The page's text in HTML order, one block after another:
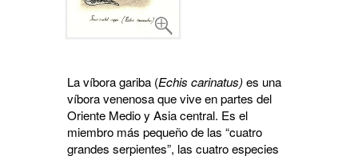
La víbora gariba (Echis carinatus)es una
víbora venenosa que vive en partes del
Oriente Medio y Asia central. Es el
miembro más pequeño de las “cuatro
grandes serpientes”, las cuatro especies